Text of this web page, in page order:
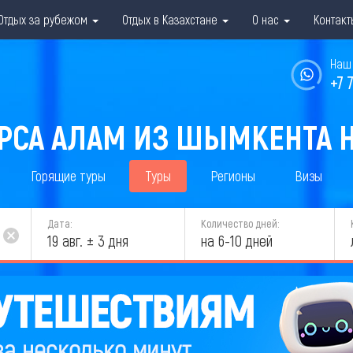
за рубежом Отдых в Казахстане О нас
Наш
+7
АЛАМ ИЗ ШЫМКЕНТА
Горящие туры Туры Регионы Визы
Дата:
19 авг. ± 3 дня
Количество дней:
на 6-10 дней